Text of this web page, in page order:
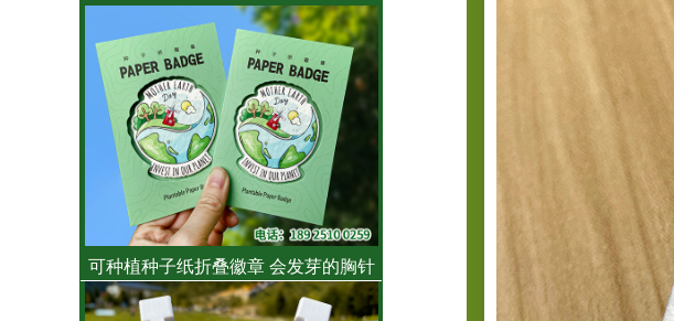
可种植种子纸折叠徽章 会发芽的胸针